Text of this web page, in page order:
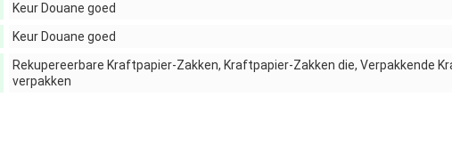
Keur Douane goed
Keur Douane goed
Rekupereerbare Kraftpapier-Zakken, Kraftpapier-Zakken die, Verpakkende
verpakken